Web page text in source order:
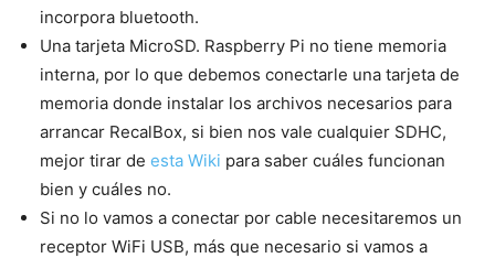
incorpora bluetooth.
Una tarjeta MicroSD. Raspberry Pi no tiene memoria
interna, por lo que debemos conectarle una tarjeta de
memoria donde instalar los archivos necesarios para
arrancar RecalBox, si bien nos vale cualquier SDHC,
mejor tirar de esta Wiki para saber cuáles funcionan
bien y cuáles no.
Si no lo vamos a conectar por cable necesitaremos un
receptor WiFi USB, más que necesario si vamos a